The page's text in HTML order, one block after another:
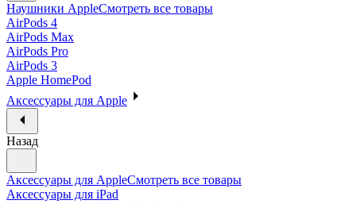
Наушники AppleСмотреть все товары
AirPods 4
AirPods Max
AirPods Pro
AirPods 3
Apple HomePod
Аксессуары для Apple
Назад
Аксессуары для AppleСмотреть все товары
Аксессуары для iPad